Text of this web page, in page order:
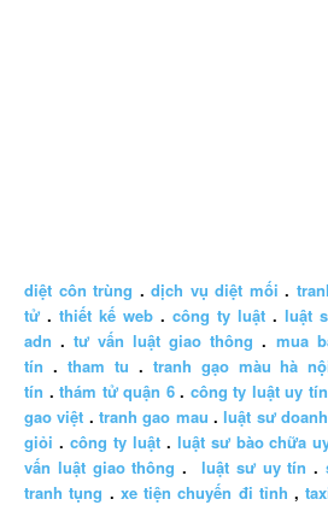
diệt côn trùng .dịch vụ diệt mối .
tử . thiết kế web . công ty luật . luật
adn .tư vấn luật giao thông . mua
tín . tham tu . tranh gạo màu hà
tín .thám tử quận 6. công ty luật uy tín
gao việt .tranh gao mau .luật sư
giỏi . công ty luật. luật sư bào chữa
vấn luật giao thông . luật sư uy tín .
tranh tụng . xe tiện chuyến đi tỉnh ,